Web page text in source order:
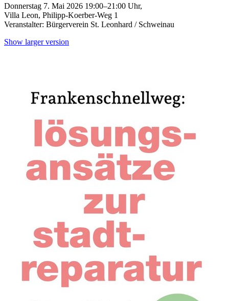
Donnerstag 7. Mai 2026 19:00–21:00 Uhr,
Villa Leon, Philipp-Koerber-Weg 1
Veranstalter: Bürgerverein St. Leonhard / Schweinau
Show larger version